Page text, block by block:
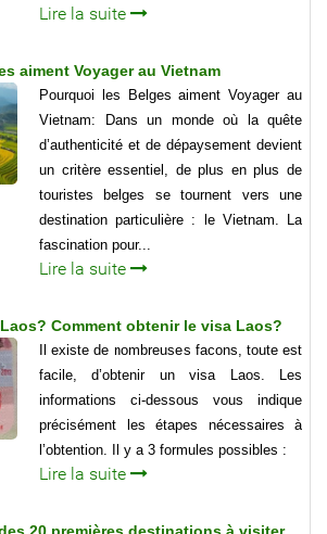
Lire la suite
aiment Voyager au Vietnam
Pourquoi les Belges aiment Voyager au
Vietnam: Dans un monde où la quête
d’authenticité et de dépaysement devient
un critère essentiel, de plus en plus de
touristes belges se tournent vers une
destination particulière : le Vietnam. La
fascination pour...
Lire la suite
Comment obtenir le visa Laos?
Il existe de nombreuses facons, toute est
facile, d’obtenir un visa Laos. Les
informations ci-dessous vous indique
précisément les étapes nécessaires à
l’obtention. Il y a 3 formules possibles :
Lire la suite